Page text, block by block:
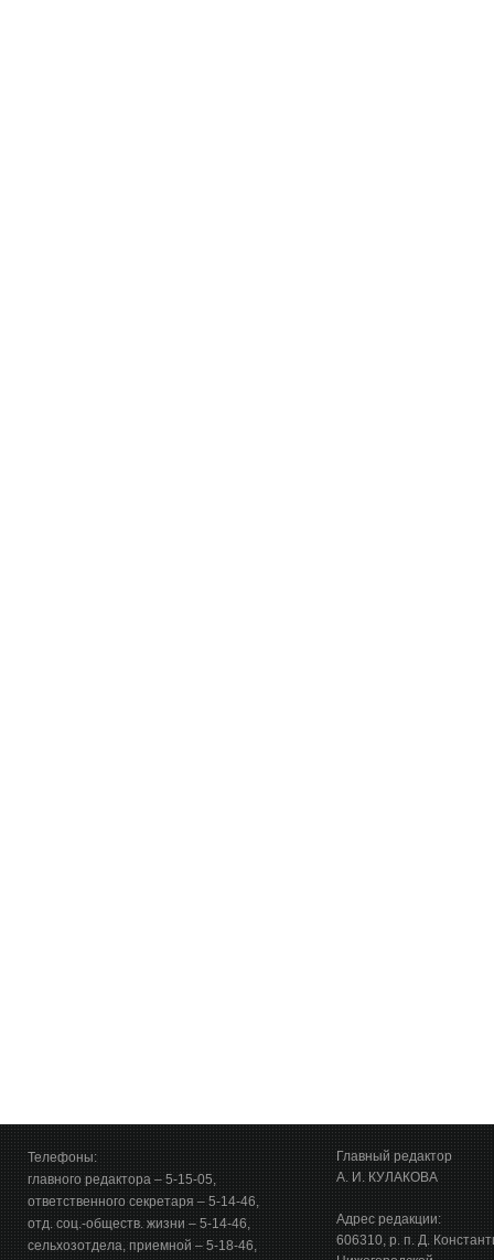
Телефоны:
главного редактора – 5-15-05,
ответственного секретаря – 5-14-46,
отд. соц.-обществ. жизни – 5-14-46,
сельхозотдела, приемной – 5-18-46,
Главный редактор
А. И. КУЛАКОВА
Адрес редакции:
606310, р. п. Д.